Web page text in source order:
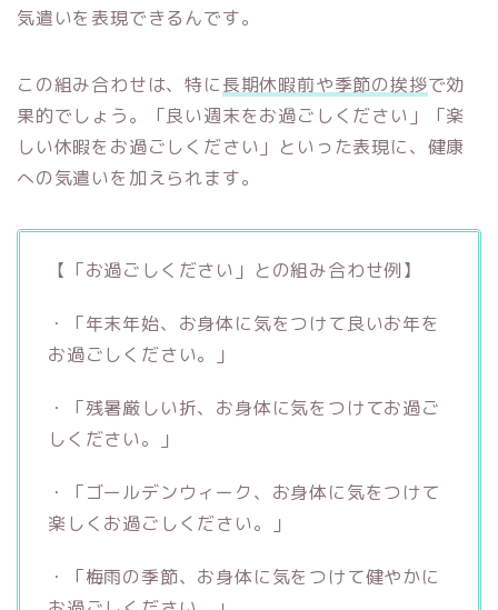
気遣いを表現できるんです。
この組み合わせは、特に長期休暇前や季節の挨拶で効
果的でしょう。「良い週末をお過ごしください」「楽
しい休暇をお過ごしください」といった表現に、健康
への気遣いを加えられます。
【「お過ごしください」との組み合わせ例】
・「年末年始、お身体に気をつけて良いお年を
お過ごしください。」
・「残暑厳しい折、お身体に気をつけてお過ご
しください。」
・「ゴールデンウィーク、お身体に気をつけて
楽しくお過ごしください。」
・「梅雨の季節、お身体に気をつけて健やかに